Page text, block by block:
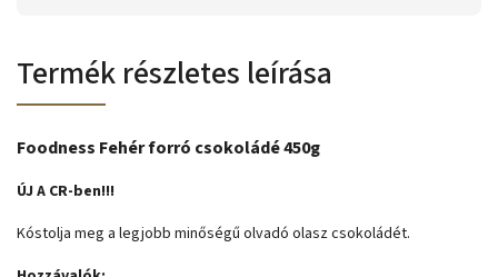
Termék részletes leírása
Foodness Fehér forró csokoládé 450g
ÚJ A CR-ben!!!
Kóstolja meg a legjobb minőségű olvadó olasz csokoládét.